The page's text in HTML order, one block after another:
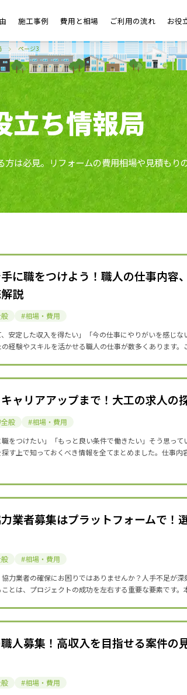
施工事例 費用と相場 ご利用の流れ お役
ページ3
立ち情報局
は必見。リフォームの費用相場や見積もり
に職をつけよう！職人の仕事内容
説
相場・費用
、安定した収入を得たい」「今の仕事にやりがいを感じ
経験やスキルを活かせる職人の仕事が数多くあります
ャリアアップまで！大工の求人の
全般
相場・費用
職をつけたい」「もっと良い条件で働きたい」そう思っ
す上で知っておくべき情報を全てまとめました。仕事
業者募集はプラットフォームで！
相場・費用
力業者の確保にお困りではありませんか？人手不足が
とは、プロジェクトの成功を左右する重要な要素です
人募集！高収入を目指せる案件の
相場・費用